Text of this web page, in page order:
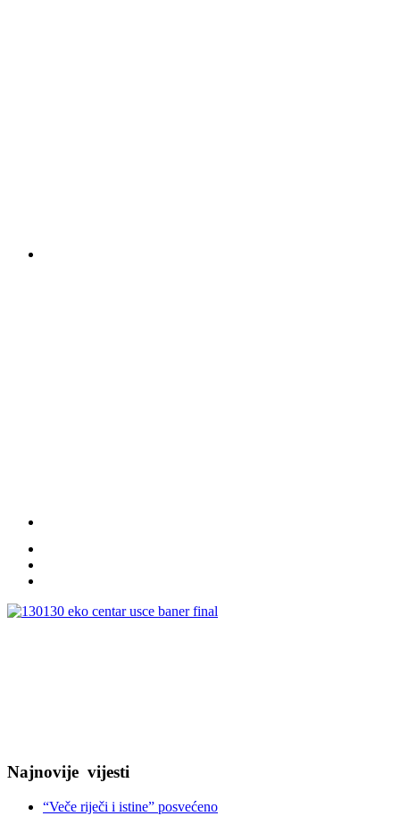
Najnovije vijesti
“Veče riječi i istine” posvećeno